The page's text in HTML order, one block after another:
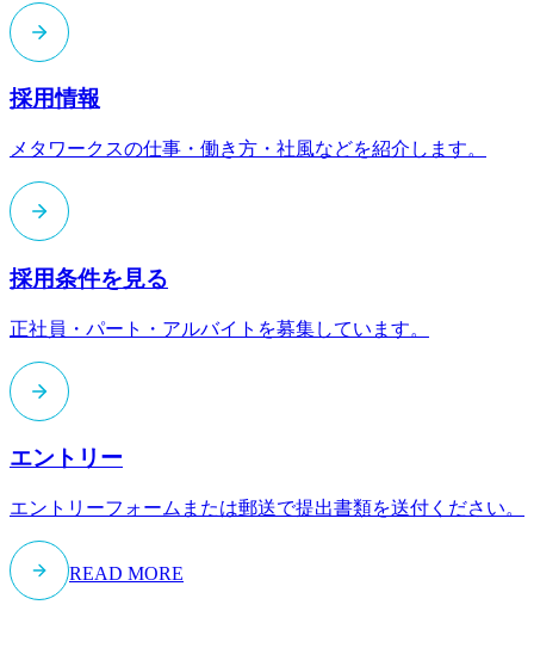
採用情報
メタワークスの仕事・働き方・社風などを紹介します。
採用条件を見る
正社員・パート・アルバイトを募集しています。
エントリー
エントリーフォームまたは郵送で提出書類を送付ください。
READ MORE